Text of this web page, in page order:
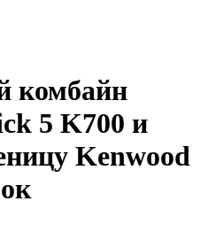
комбайн
5 K700 и
Kenwood